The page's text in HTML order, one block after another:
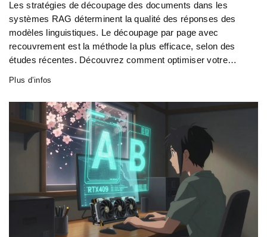
Les stratégies de découpage des documents dans les
systèmes RAG déterminent la qualité des réponses des
modèles linguistiques. Le découpage par page avec
recouvrement est la méthode la plus efficace, selon des
études récentes. Découvrez comment optimiser votre
Plus d’infos